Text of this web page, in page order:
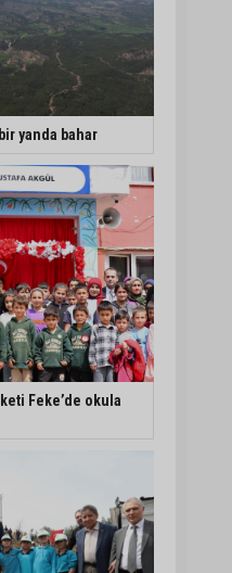
yanda bahar
Feke’de okula